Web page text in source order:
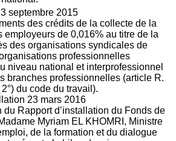
3 septembre 2015
des crédits de la collecte de la
employeurs de 0,016% au titre de la
des organisations syndicales de
professionnelles
niveau national et interprofessionnel
branches professionnelles (article R.
2°) du code du travail).
23 mars 2016
du Rapport d’installation du Fonds de
Myriam EL KHOMRI, Ministre
de la formation et du dialogue